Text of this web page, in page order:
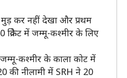
कर नहीं देखा और प्रथम
क्रिकेट में जम्मू-कश्मीर के लिए
कश्मीर के काला कोट में
की नीलामी में SRH ने 20